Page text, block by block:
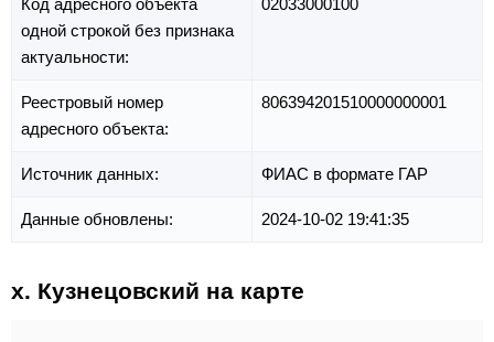
Код адресного объекта
одной строкой без признака
актуальности:
02033000100
Реестровый номер
адресного объекта:
806394201510000000001
Источник данных: ФИАС в формате ГАР
Данные обновлены: 2024-10-02 19:41:35
х. Кузнецовский на карте